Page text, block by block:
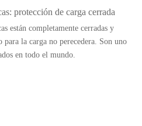
protección de carga cerrada
están completamente cerradas y
la carga no perecedera. Son uno
en todo el mundo.